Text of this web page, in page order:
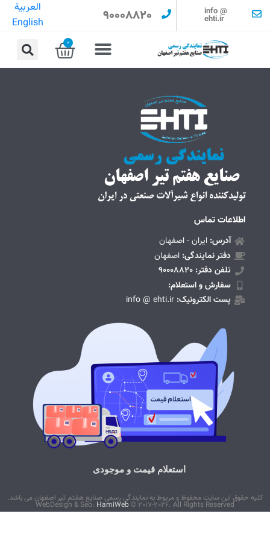
info @
ehti.ir
90008820
العربية
English
0
اطلاعات تماس
آدرس:ایران - اصفهان
دفتر نمایندگی: اصفهان
تلفن دفتر: 90008820
سفارش و استعلام:
پست الکترونیک: info @ ehti.ir
استعلام قیمت و موجودی
کلیه حقوق این سایت محفوظ و مربوط به نمایندگی رسمی صنایع هفتم تیر اصفهان می باشد.
WebDesign & Seo: HamiWeb © 2017-2026. All Rights Reserved